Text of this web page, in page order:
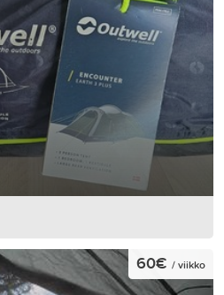
60€ / viikko